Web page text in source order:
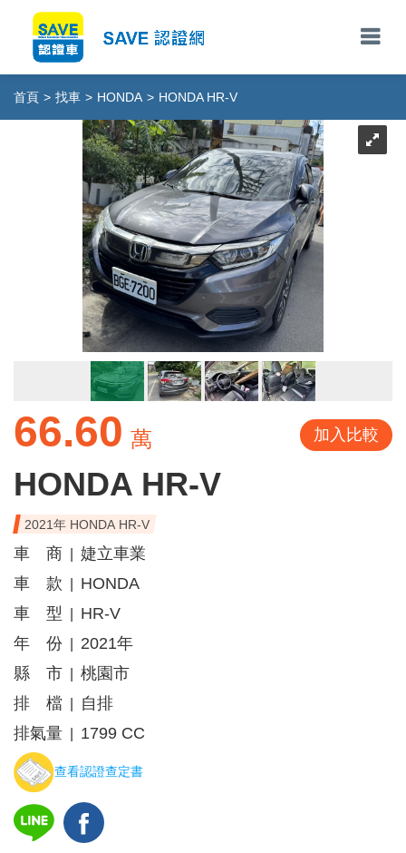
首頁 > 找車 > HONDA > HONDA HR-V
66.60 萬 加入比較
HONDA HR-V
2021年 HONDA HR-V
車 商
婕立車業
車 款
HONDA
車 型
HR-V
年 份
2021年
縣 市
桃園市
排 檔
自排
排氣量
1799 CC
查看認證查定書